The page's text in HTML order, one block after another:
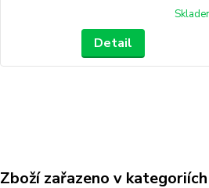
Detail
Zboží zařazeno v kategoriích